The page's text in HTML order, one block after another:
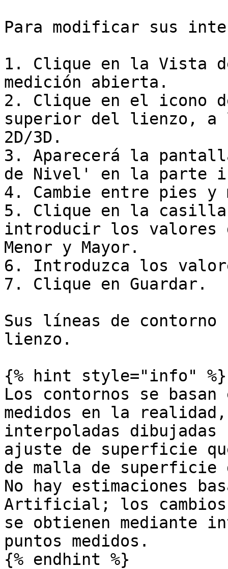
Para modificar sus
1. Clique en la Vista
medición abierta.
2. Clique en el icono
superior del lienzo, a
2D/3D.
3. Aparecerá la
de Nivel' en la parte
4. Cambie entre pies y
5. Clique en la casilla
introducir los valores
Menor y Mayor.
6. Introduzca los
7. Clique en Guardar.
Sus líneas de
lienzo.
{% hint style="info" %}
Los contornos se
medidos en la
interpoladas dibujadas
ajuste de superficie
de malla de superficie
No hay estimaciones
Artificial; los cambios
se obtienen mediante
puntos medidos.
{% endhint %}